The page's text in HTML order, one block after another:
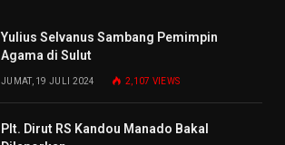
Yulius Selvanus Sambang Pemimpin
Agama di Sulut
JUMAT, 19 JULI 2024 2,107 VIEWS
Plt. Dirut RS Kandou Manado Bakal